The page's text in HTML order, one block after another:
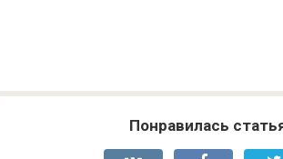
Понравилась